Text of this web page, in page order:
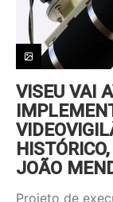
VISEU VAI
JOÃO
Projeto de